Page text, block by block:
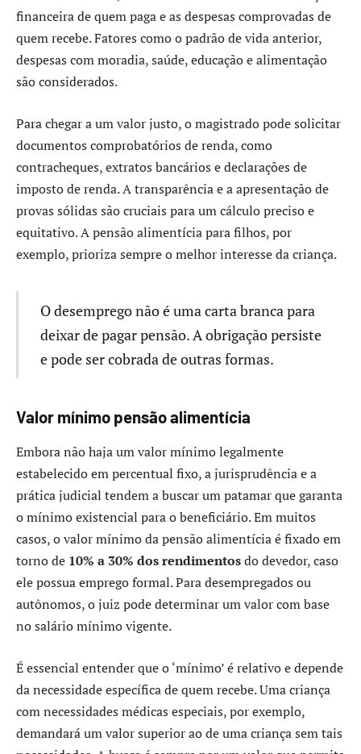
financeira de quem paga e as despesas comprovadas de
quem recebe. Fatores como o padrão de vida anterior,
despesas com moradia, saúde, educação e alimentação
são considerados.
Para chegar a um valor justo, o magistrado pode solicitar
documentos comprobatórios de renda, como
contracheques, extratos bancários e declarações de
imposto de renda. A transparência e a apresentação de
provas sólidas são cruciais para um cálculo preciso e
equitativo. A pensão alimentícia para filhos, por
exemplo, prioriza sempre o melhor interesse da criança.
O desemprego não é uma carta branca para
deixar de pagar pensão. A obrigação persiste
e pode ser cobrada de outras formas.
Valor mínimo pensão alimentícia
Embora não haja um valor mínimo legalmente
estabelecido em percentual fixo, a jurisprudência e a
prática judicial tendem a buscar um patamar que garanta
o mínimo existencial para o beneficiário. Em muitos
casos, o valor mínimo da pensão alimentícia é fixado em
torno de 10% a 30% dos rendimentosdo devedor, caso
ele possua emprego formal. Para desempregados ou
autônomos, o juiz pode determinar um valor com base
no salário mínimo vigente.
É essencial entender que o ‘mínimo’ é relativo e depende
da necessidade específica de quem recebe. Uma criança
com necessidades médicas especiais, por exemplo,
demandará um valor superior ao de uma criança sem tais